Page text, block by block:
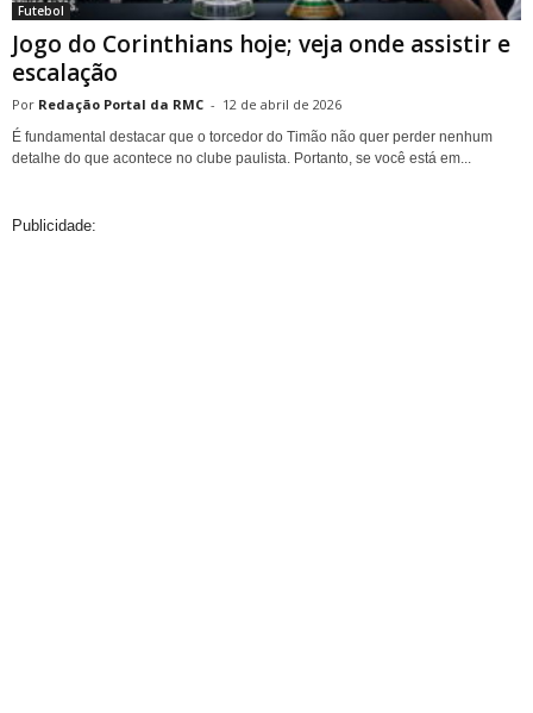
Futebol
Jogo do Corinthians hoje; veja onde assistir e
escalação
Redação Portal da RMC - 12 de abril de 2026
É fundamental destacar que o torcedor do Timão não quer perder nenhum
detalhe do que acontece no clube paulista. Portanto, se você está em...
Publicidade: